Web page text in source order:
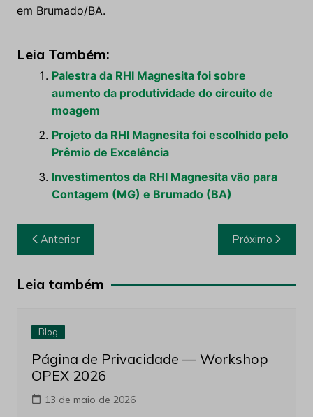
em Brumado/BA.
Leia Também:
Palestra da RHI Magnesita foi sobre
aumento da produtividade do circuito de
moagem
Projeto da RHI Magnesita foi escolhido pelo
Prêmio de Excelência
Investimentos da RHI Magnesita vão para
Contagem (MG) e Brumado (BA)
Navegação
de
Post
Anterior Próximo
Leia também
Blog
Página de Privacidade — Workshop
OPEX 2026
13 de maio de 2026